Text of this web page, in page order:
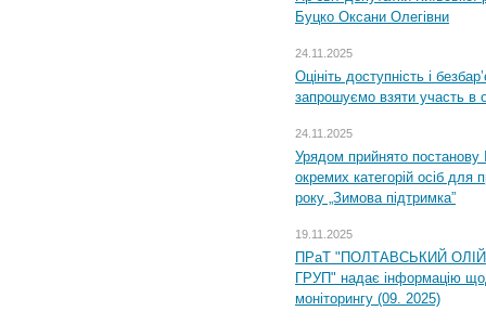
Буцко Оксани Олегівни
24.11.2025
Оцініть доступність і
запрошуємо взяти участь в
24.11.2025
Урядом прийнято постанову
окремих категорій осіб для
року „Зимова підтримка”
19.11.2025
ПРаТ "ПОЛТАВСЬКИЙ
ГРУП" надає інформацію
моніторингу (09. 2025)